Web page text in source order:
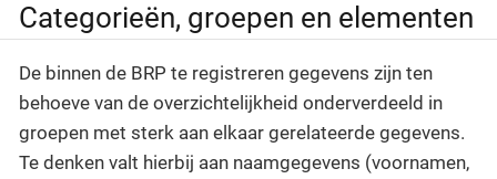
Categorieën, groepen en elementen
De binnen de BRP te registreren gegevens zijn ten
behoeve van de overzichtelijkheid onderverdeeld in
groepen met sterk aan elkaar gerelateerde gegevens.
Te denken valt hierbij aan naamgegevens (voornamen,